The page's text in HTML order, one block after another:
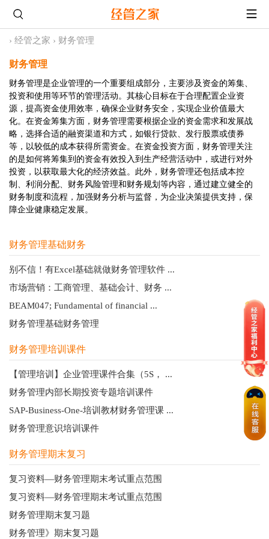
› 经管之家 › 财务管理
财务管理
财务管理是企业管理的一个重要组成部分，主要涉及资金的筹集、
投资和使用等环节的管理活动。其核心目标在于合理配置企业资
源，提高资金使用效率，确保企业财务安全，实现企业价值最大
化。在资金筹集方面，财务管理需要根据企业的资金需求和发展战
略，选择合适的融资渠道和方式，如银行贷款、发行股票或债券
等，以较低的成本获得所需资金。在资金投资方面，财务管理关注
的是如何将筹集到的资金有效投入到生产经营活动中，或进行对外
投资，以获取最大化的经济效益。此外，财务管理还包括成本控
制、利润分配、财务风险管理和财务规划等内容，通过建立健全的
财务制度和流程，加强财务分析与监督，为企业决策提供支持，保
障企业健康稳定发展。
财务管理基础财务
别不信！有Excel基础就做财务管理软件 ...
市场营销：工商管理、基础会计、财务 ...
BEAM047; Fundamental of financial ...
财务管理基础财务管理
财务管理培训课件
【管理培训】企业管理课件合集（5S， ...
财务管理内部长期投资专题培训课件
SAP-Business-One-培训教材财务管理课 ...
财务管理意识培训课件
财务管理期末复习
复习资料—财务管理期末考试重点范围
复习资料—财务管理期末考试重点范围
财务管理期末复习题
财务管理》期末复习题